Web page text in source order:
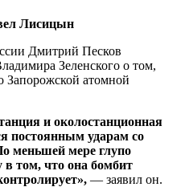
Лисицын
Дмитрий Песков
Зеленского о том,
Запорожской атомной
и околостанционная
постоянным ударам со
меньшей мере глупо
в том, что она бомбит
— заявил он.